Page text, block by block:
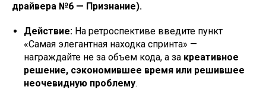
драйвера №6 — Признание).
Действие: На ретроспективе введите пункт
«Самая элегантная находка спринта» —
награждайте не за объем кода, а за креативное
решение, сэкономившее время или решившее
неочевидную проблему.